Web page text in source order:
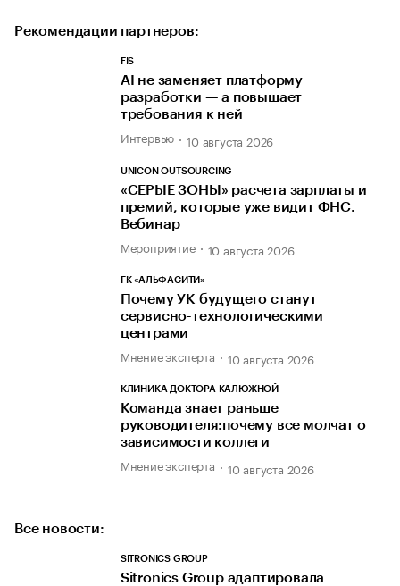
Рекомендации партнеров:
FIS
AI не заменяет платформу
разработки — а повышает
требования к ней
Интервью 10 августа 2026
UNICON OUTSOURCING
«СЕРЫЕ ЗОНЫ» расчета зарплаты и
премий, которые уже видит ФНС.
Вебинар
Мероприятие 10 августа 2026
ГК «АЛЬФАСИТИ»
Почему УК будущего станут
сервисно-технологическими
центрами
Мнение эксперта 10 августа 2026
КЛИНИКА ДОКТОРА КАЛЮЖНОЙ
Команда знает раньше
руководителя:почему все молчат о
зависимости коллеги
Мнение эксперта 10 августа 2026
Все новости:
SITRONICS GROUP
Sitronics Group адаптировала